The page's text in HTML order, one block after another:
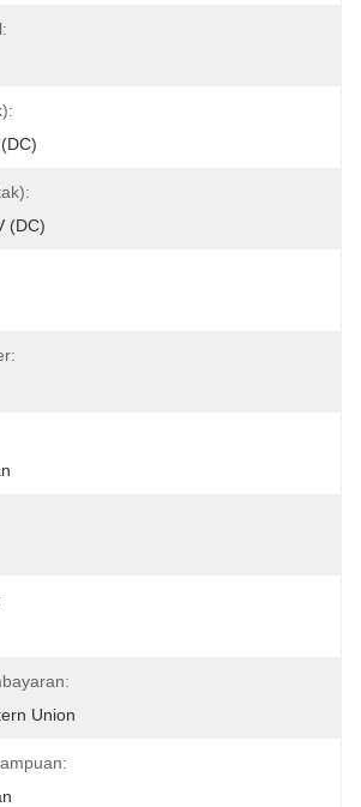
(DC)
Union